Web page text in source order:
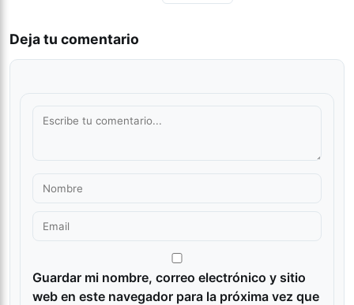
Deja tu comentario
Guardar mi nombre, correo electrónico y sitio
web en este navegador para la próxima vez que